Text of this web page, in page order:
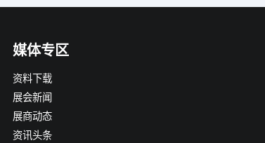
媒体专区
资料下载
展会新闻
展商动态
资讯头条